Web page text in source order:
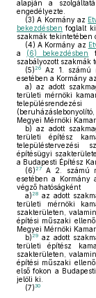
alapján a
engedélyezte.
(3) A Kormány az
bekezdésben foglalt
szakmák tekintetében
(4) A Kormány az
a (6) bekezdésben
szabályozott szakmák
(5)26
Az 1. számú
esetében a Kormány az
a) az adott
területi mérnöki
Megyei Mérnöki
b) az adott
területi építész
településtervezési
építésügyi
a Budapesti Építész
(6)27
A 2. számú
esetében a Kormány
végző hatóságként
a)28 az adott
területi mérnöki
szakterületen,
építési műszaki
Megyei Mérnöki
b)29 az adott
területi építész
szakterületen,
építési műszaki
első fokon a
jelöli ki.
(7)30